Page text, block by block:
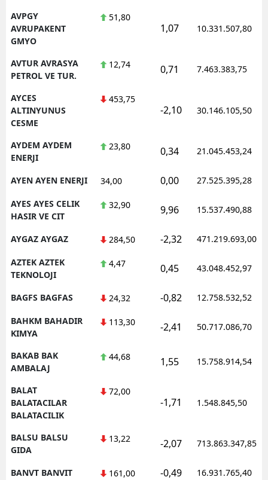
AVPGY
AVRUPAKENT
GMYO
51,80
1,07 10.331.507,80
AVTUR AVRASYA
PETROL VE TUR.
12,74 0,71 7.463.383,75
AYCES
ALTINYUNUS
CESME
453,75
-2,10 30.146.105,50
AYDEM AYDEM
ENERJI
23,80 0,34 21.045.453,24
AYEN AYEN ENERJI 34,00 0,00 27.525.395,28
AYES AYES CELIK
HASIR VE CIT
32,90 9,96 15.537.490,88
AYGAZ AYGAZ 284,50 -2,32 471.219.693,00
AZTEK AZTEK
TEKNOLOJI
4,47 0,45 43.048.452,97
BAGFS BAGFAS 24,32 -0,82 12.758.532,52
BAHKM BAHADIR
KIMYA
113,30 -2,41 50.717.086,70
BAKAB BAK
AMBALAJ
44,68 1,55 15.758.914,54
BALAT
BALATACILAR
BALATACILIK
72,00
-1,71 1.548.845,50
BALSU BALSU
GIDA
13,22 -2,07 713.863.347,85
BANVT BANVIT 161,00 -0,49 16.931.765,40